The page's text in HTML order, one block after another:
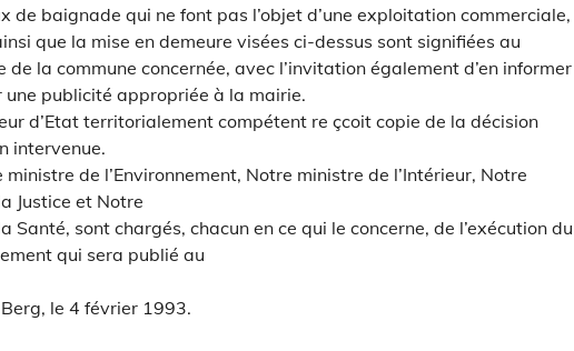
de baignade qui ne font pas l’objet d’une exploitation commerciale,
que la mise en demeure visées ci-dessus sont signifiées au
de la commune concernée, avec l’invitation également d’en informer
une publicité appropriée à la mairie.
d’Etat territorialement compétent re çcoit copie de la décision
intervenue.
de l’Environnement, Notre ministre de l’Intérieur, Notre
Justice et Notre
Santé, sont chargés, chacun en ce qui le concerne, de l’exécution du
qui sera publié au
le 4 février 1993.